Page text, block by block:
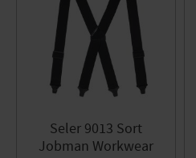
Seler 9013 Sort
Jobman Workwear